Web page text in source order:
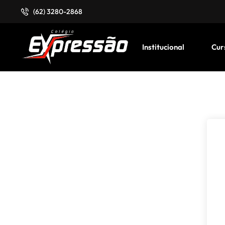
(62) 3280-2868
Institucional